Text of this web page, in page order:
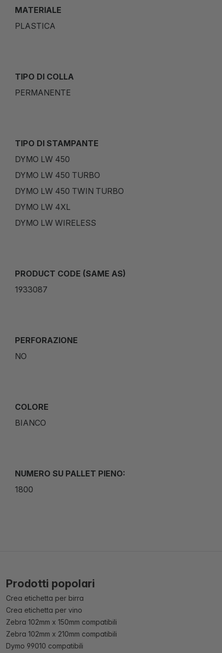
MATERIALE
PLASTICA
TIPO DI COLLA
PERMANENTE
TIPO DI STAMPANTE
DYMO LW 450
DYMO LW 450 TURBO
DYMO LW 450 TWIN TURBO
DYMO LW 4XL
DYMO LW WIRELESS
PRODUCT CODE (SAME AS)
1933087
PERFORAZIONE
NO
COLORE
BIANCO
NUMERO SU PALLET PIENO:
1800
Prodotti popolari
Crea etichetta per birra
Crea etichetta per vino
Zebra 102mm x 150mm compatibili
Zebra 102mm x 210mm compatibili
Dymo 99010 compatibili